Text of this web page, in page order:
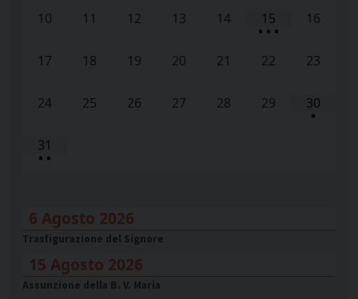
10 11 12 13 14 15
• • •
16
17 18 19 20 21 22 23
24 25 26 27 28 29 30
•
31
• •
6 Agosto 2026
Trasfigurazione del Signore
15 Agosto 2026
Assunzione della B. V. Maria